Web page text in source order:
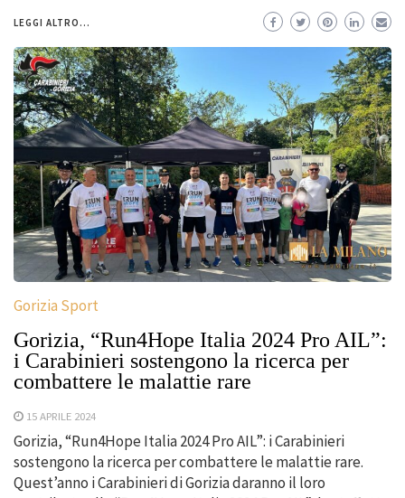
LEGGI ALTRO...
Gorizia Sport
Gorizia, “Run4Hope Italia 2024 Pro AIL”:
i Carabinieri sostengono la ricerca per
combattere le malattie rare
15 APRILE 2024
Gorizia, “Run4Hope Italia 2024 Pro AIL”: i Carabinieri
sostengono la ricerca per combattere le malattie rare.
Quest’anno i Carabinieri di Gorizia daranno il loro